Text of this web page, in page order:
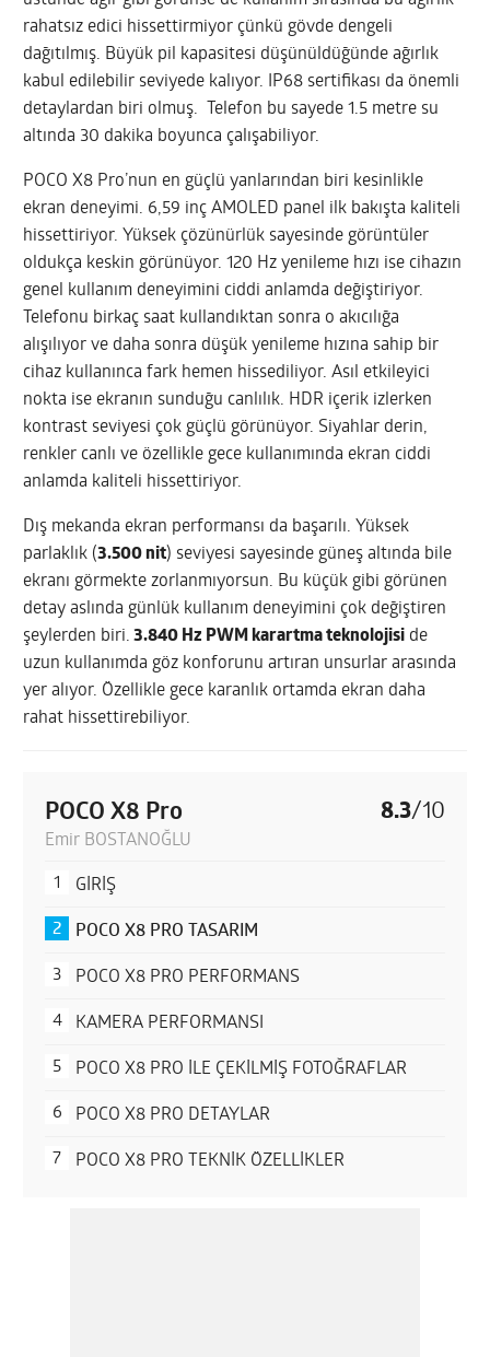
rahatsız edici hissettirmiyor çünkü gövde dengeli
dağıtılmış. Büyük pil kapasitesi düşünüldüğünde ağırlık
kabul edilebilir seviyede kalıyor. IP68 sertifikası da önemli
detaylardan biri olmuş. Telefon bu sayede 1.5 metre su
altında 30 dakika boyunca çalışabiliyor.
POCO X8 Pro’nun en güçlü yanlarından biri kesinlikle
ekran deneyimi. 6,59 inç AMOLED panel ilk bakışta kaliteli
hissettiriyor. Yüksek çözünürlük sayesinde görüntüler
oldukça keskin görünüyor. 120 Hz yenileme hızı ise cihazın
genel kullanım deneyimini ciddi anlamda değiştiriyor.
Telefonu birkaç saat kullandıktan sonra o akıcılığa
alışılıyor ve daha sonra düşük yenileme hızına sahip bir
cihaz kullanınca fark hemen hissediliyor. Asıl etkileyici
nokta ise ekranın sunduğu canlılık. HDR içerik izlerken
kontrast seviyesi çok güçlü görünüyor. Siyahlar derin,
renkler canlı ve özellikle gece kullanımında ekran ciddi
anlamda kaliteli hissettiriyor.
Dış mekanda ekran performansı da başarılı. Yüksek
parlaklık (3.500 nit) seviyesi sayesinde güneş altında bile
ekranı görmekte zorlanmıyorsun. Bu küçük gibi görünen
detay aslında günlük kullanım deneyimini çok değiştiren
şeylerden biri. 3.840 Hz PWM karartma teknolojisi de
uzun kullanımda göz konforunu artıran unsurlar arasında
yer alıyor. Özellikle gece karanlık ortamda ekran daha
rahat hissettirebiliyor.
POCO X8 Pro 8.3/10
Emir BOSTANOĞLU
GİRİŞ
POCO X8 PRO TASARIM
POCO X8 PRO PERFORMANS
KAMERA PERFORMANSI
POCO X8 PRO İLE ÇEKİLMİŞ FOTOĞRAFLAR
POCO X8 PRO DETAYLAR
POCO X8 PRO TEKNİK ÖZELLİKLER